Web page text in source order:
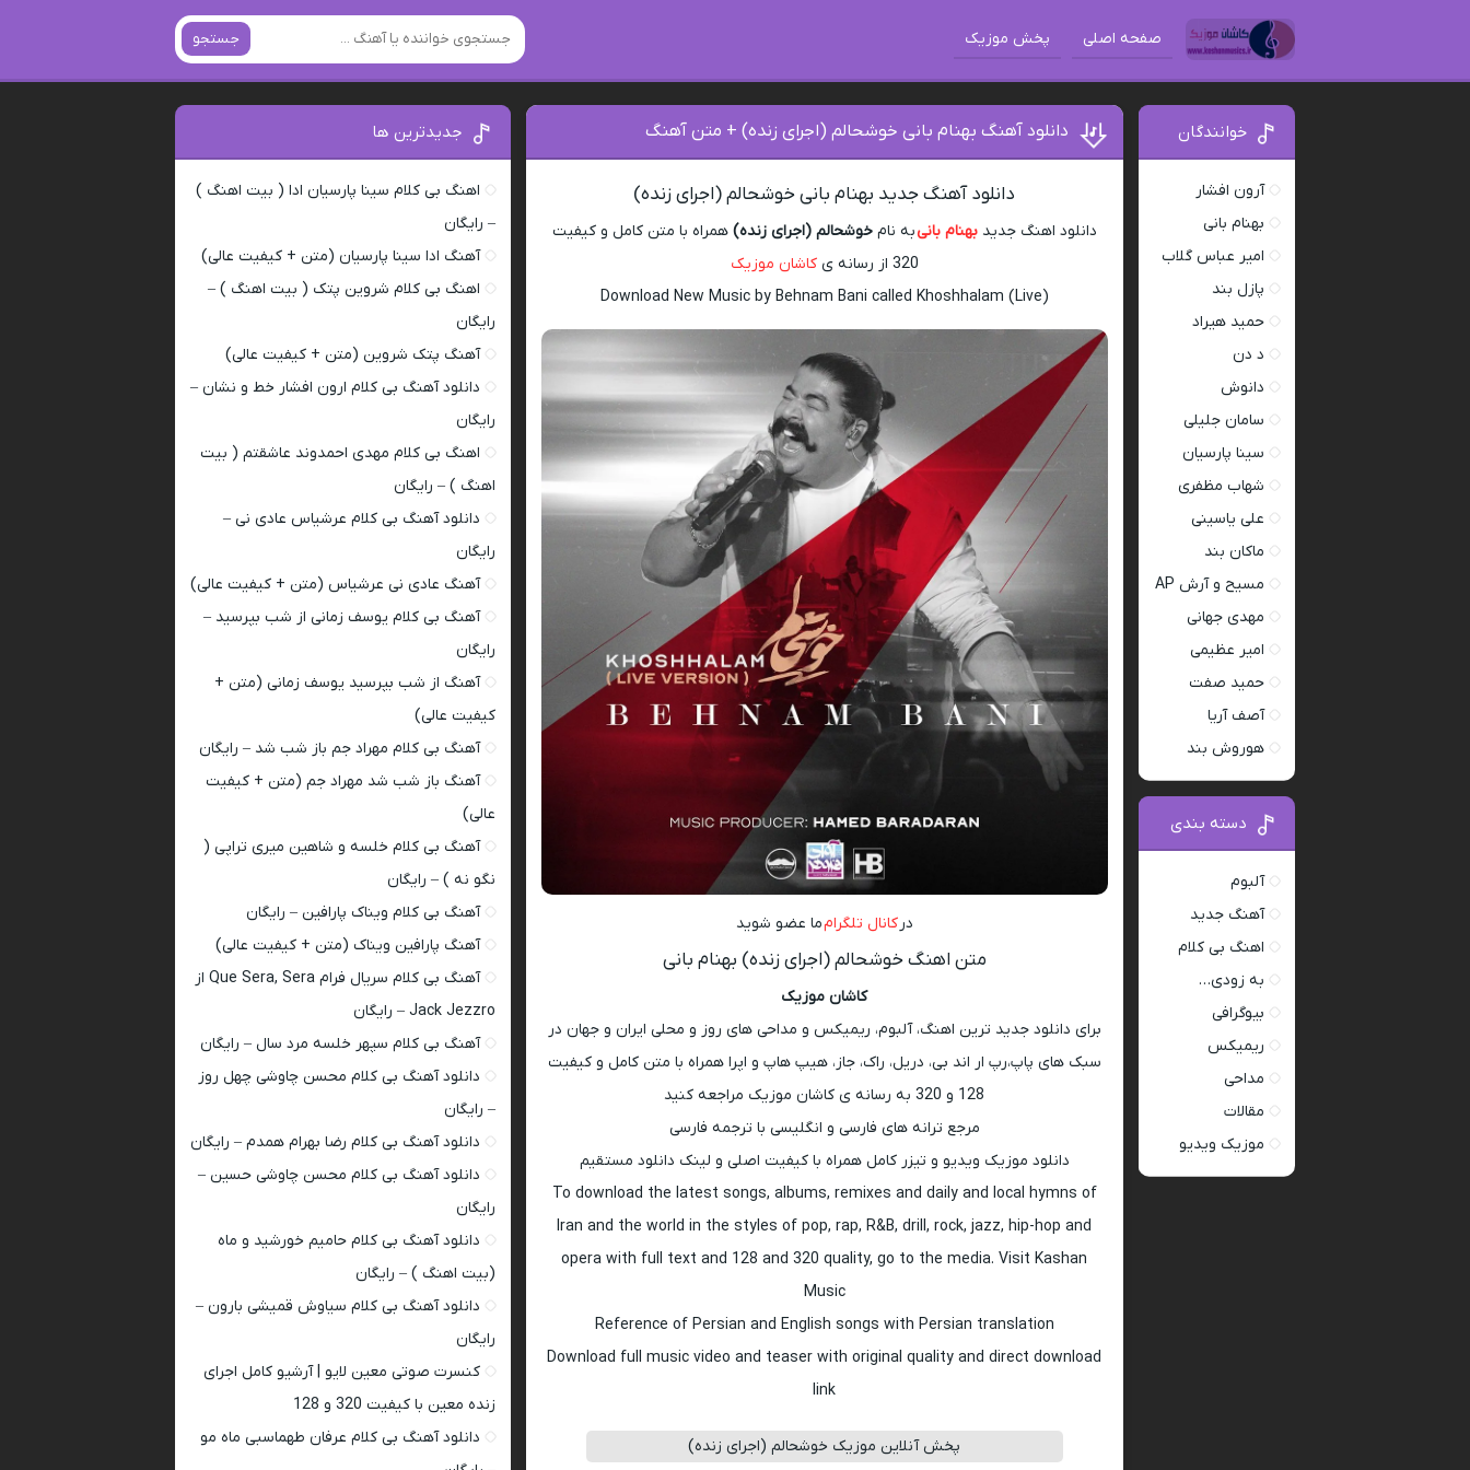
صفحه اصلی پخش موزیک جستجو
دانلود آهنگ بهنام بانی خوشحالم (اجرای زنده) + متن آهنگ
دانلود آهنگ جدید بهنام بانی خوشحالم (اجرای زنده)
دانلود اهنگ جدیدبهنام بانیبه نامخوشحالم (اجرای زنده) همراه با متن کامل و کیفیت
320 از رسانه ی
کاشان موزیک
Download New Music by Behnam Bani called Khoshhalam (Live)
درکانال تلگرامما عضو شوید
متن اهنگ خوشحالم (اجرای زنده) بهنام بانی
کاشان موزیک
برای دانلود جدید ترین اهنگ، آلبوم، ریمیکس و مداحی های روز و محلی ایران و جهان در
سبک های پاپ،رپ ار اند بی، دریل، راک، جاز، هیپ هاپ و اپرا همراه با متن کامل و کیفیت
128 و 320 به رسانه ی کاشان موزیک مراجعه کنید
مرجع ترانه های فارسی و انگلیسی با ترجمه فارسی
دانلود موزیک ویدیو و تیزر کامل همراه با کیفیت اصلی و لینک دانلود مستقیم
To download the latest songs, albums, remixes and daily and local hymns of
Iran and the world in the styles of pop, rap, R&B, drill, rock, jazz, hip-hop and
opera with full text and 128 and 320 quality, go to the media. Visit Kashan
Music
Reference of Persian and English songs with Persian translation
Download full music video and teaser with original quality and direct download
link
پخش آنلاین موزیک خوشحالم (اجرای زنده)
خوانندگان
آرون افشار
بهنام بانی
امیر عباس گلاب
پازل بند
حمید هیراد
د دن
دانوش
سامان جلیلی
سینا پارسیان
شهاب مظفری
علی یاسینی
ماکان بند
مسیح و آرش AP
مهدی جهانی
امیر عظیمی
حمید صفت
آصف آریا
هوروش بند
دسته بندی
آلبوم
آهنگ جدید
اهنگ بی کلام
به زودی…
بیوگرافی
ریمیکس
مداحی
مقالات
موزیک ویدیو
جدیدترین ها
اهنگ بی کلام سینا پارسیان ادا ( بیت اهنگ )
– رایگان
آهنگ ادا سینا پارسیان (متن + کیفیت عالی)
اهنگ بی کلام شروین پتک ( بیت اهنگ ) –
رایگان
آهنگ پتک شروین (متن + کیفیت عالی)
دانلود آهنگ بی کلام ارون افشار خط و نشان –
رایگان
اهنگ بی کلام مهدی احمدوند عاشقتم ( بیت
اهنگ ) – رایگان
دانلود آهنگ بی کلام عرشیاس عادی نی –
رایگان
آهنگ عادی نی عرشیاس (متن + کیفیت عالی)
آهنگ بی کلام یوسف زمانی از شب بپرسید –
رایگان
آهنگ از شب بپرسید یوسف زمانی (متن +
کیفیت عالی)
آهنگ بی کلام مهراد جم باز شب شد – رایگان
آهنگ باز شب شد مهراد جم (متن + کیفیت
عالی)
آهنگ بی کلام خلسه و شاهین میری تراپی (
نگو نه ) – رایگان
آهنگ بی کلام ویناک پارافین – رایگان
آهنگ پارافین ویناک (متن + کیفیت عالی)
آهنگ بی کلام سریال فرام Que Sera, Sera از
Jack Jezzro – رایگان
آهنگ بی کلام سپهر خلسه مرد سال – رایگان
دانلود آهنگ بی کلام محسن چاوشی چهل روز
– رایگان
دانلود آهنگ بی کلام رضا بهرام همدم – رایگان
دانلود آهنگ بی کلام محسن چاوشی حسین –
رایگان
دانلود آهنگ بی کلام حامیم خورشید و ماه
(بیت اهنگ ) – رایگان
دانلود آهنگ بی کلام سیاوش قمیشی بارون –
رایگان
کنسرت صوتی معین لایو | آرشیو کامل اجرای
زنده معین با کیفیت 320 و 128
دانلود آهنگ بی کلام عرفان طهماسبی ماه مو